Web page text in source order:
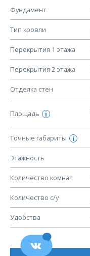
Фундамент
Тип кровли
Перекрытия 1 этажа
Перекрытия 2 этажа
Отделка стен
Площадь i
Точные габариты i
Этажность
Количество комнат
Количество с/у
Удобства
КОНСТРУКТИВНЫЕ
Ведомость
План фундамента
Устройство
Планы
Устройство
Устройство стен
Спецификация
Схема
Схема
Спецификация
Устройство
Узлы устройства
План кровли